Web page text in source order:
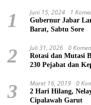
1 Juni 15, 2024 1
Gubernur Jabar
Barat, Sabtu Sore
2 Juli 31, 2026 0
Rotasi dan Mutasi
230 Pejabat dan
3 Maret 16, 2019 0
2 Hari Hilang,
Cipalawah Garut